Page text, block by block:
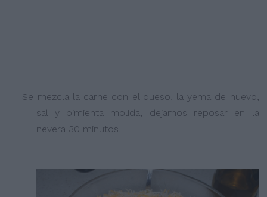
Se mezcla la carne con el queso, la yema de huevo,
sal y pimienta molida, dejamos reposar en la
nevera 30 minutos.